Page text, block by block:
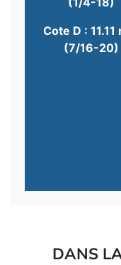
Cote D : 11.11
(7/16-20)
DANS